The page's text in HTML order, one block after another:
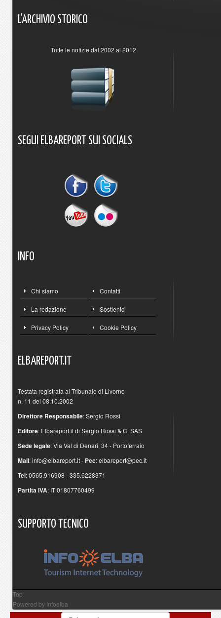
L'ARCHIVIO STORICO
Tutte le notizie dal 2002 al 2012
SEGUI ELBAREPORT SUI SOCIALS
INFO
Chi siamo Contatti
La redazione Sostienici
Privacy Policy Cookie Policy
ELBAREPORT.IT
Testata registrata al Tribunale di Livorno
n. 11 del 08.10.2002
Direttore Responsabile: Sergio Rossi
Editore: Elbareport.it di Sergio Rossi & C. SAS
Sede legale: Via Val di Denari, 34 - Portoferraio
Mail:info@elbareport.it- Pec:elbareport@pec.it
Tel: 0565.916908 - 335.6228371
Partita IVA: IT 01807760499
SUPPORTO TECNICO
Top
Powered by Infoelba